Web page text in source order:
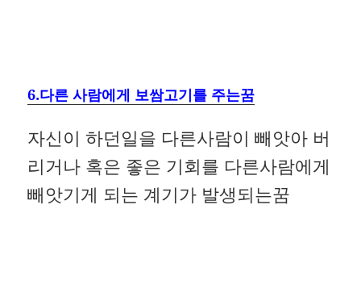
6.다른 사람에게 보쌈고기를 주는꿈
자신이 하던일을 다른사람이 빼앗아 버
리거나 혹은 좋은 기회를 다른사람에게
빼앗기게 되는 계기가 발생되는꿈